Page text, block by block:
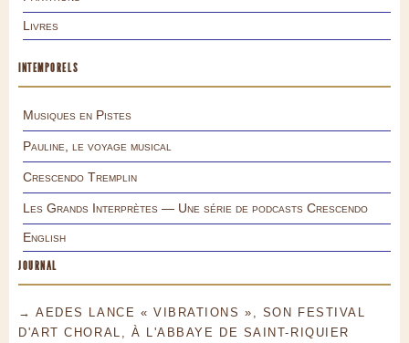
Livres
INTEMPORELS
Musiques en Pistes
Pauline, le voyage musical
Crescendo Tremplin
Les Grands Interprètes — Une série de podcasts Crescendo
English
JOURNAL
→ AEDES LANCE « VIBRATIONS », SON FESTIVAL
D'ART CHORAL, À L'ABBAYE DE SAINT-RIQUIER